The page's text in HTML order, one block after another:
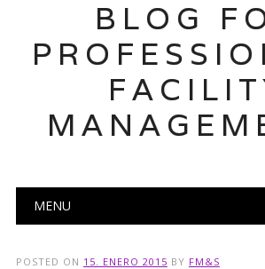
BLOG
Main menu
MENU
POSTED ON 15. ENERO 2015 BY FM&S